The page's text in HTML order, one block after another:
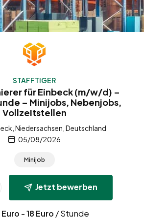
STAFFTIGER
für Einbeck (m/w/d) –
– Minijobs, Nebenjobs,
Vollzeitstellen
Niedersachsen, Deutschland
05/08/2026
Minijob
Jetzt bewerben
Euro -18 Euro / Stunde